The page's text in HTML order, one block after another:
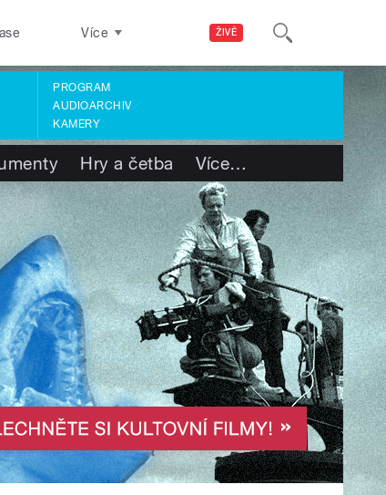
ŽIVĚ
Více
PROGRAM
AUDIOARCHIV
KAMERY
Hry a četba Více…